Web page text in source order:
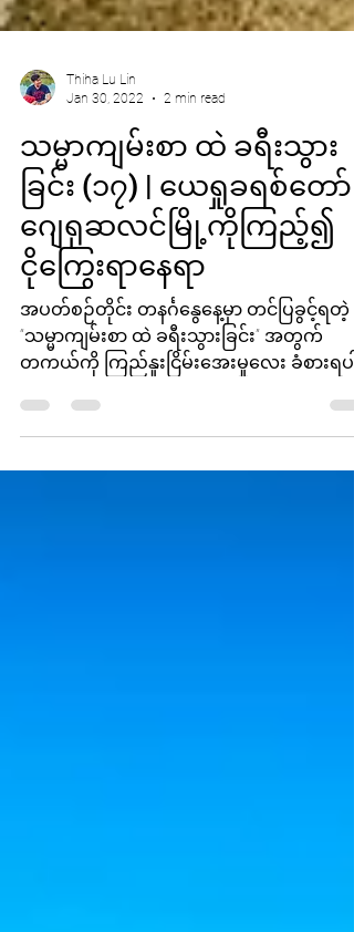
Thiha Lu Lin
Jan 30, 2022
2 min read
သမ္မာကျမ်းစာ ထဲ ခရီးသွား
ခြင်း (၁၇) | ယေရှုခရစ်တော်
ဂျေရုဆလင်မြို့ကိုကြည့်၍
ငိုကြွေးရာနေရာ
အပတ်စဉ်တိုင်း တနင်္ဂနွေနေ့မှာ တင်ပြခွင့်ရတဲ့
တယ်။ တခုတ်တရ...